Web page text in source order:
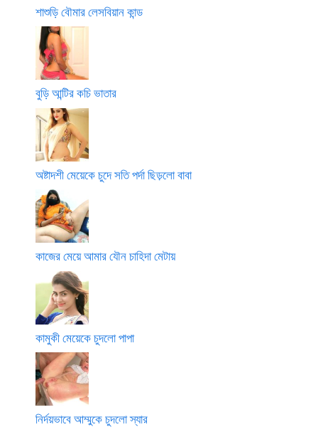
শাশুড়ি বৌমার লেসবিয়ান কান্ড
বুড়ি আন্টির কচি ভাতার
অষ্টাদশী মেয়েকে চুদে সতি পর্দা ছিড়লো বাবা
কাজের মেয়ে আমার যৌন চাহিদা মেটায়
কামুকী মেয়েকে চুদলো পাপা
নির্দয়ভাবে আম্মুকে চুদলো স্যার